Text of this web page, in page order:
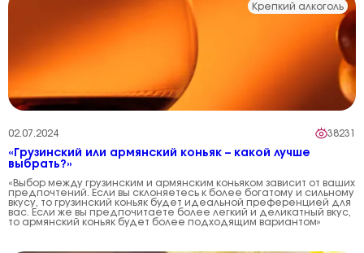
Крепкий алкоголь
02.07.2024 38231
«Грузинский или армянский коньяк – какой лучше
выбрать?»
«Выбор между грузинским и армянским коньяком зависит от ваших
предпочтений. Если вы склоняетесь к более богатому и сильному
вкусу, то грузинский коньяк будет идеальной преференцией для
вас. Если же вы предпочитаете более легкий и деликатный вкус,
то армянский коньяк будет более подходящим вариантом»